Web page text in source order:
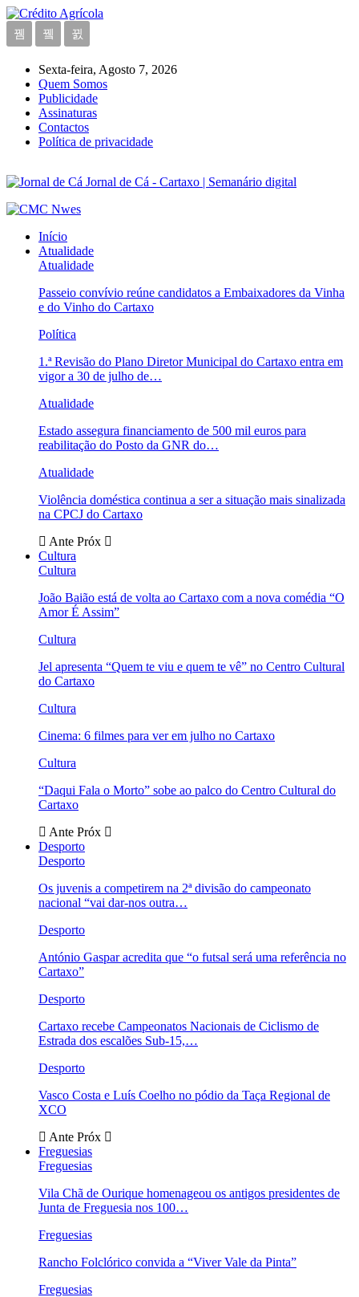
Sexta-feira, Agosto 7, 2026
Quem Somos
Publicidade
Assinaturas
Contactos
Política de privacidade
Jornal de Cá - Cartaxo | Semanário digital
Início
Atualidade
Atualidade
Passeio convívio reúne candidatos a Embaixadores da Vinha
e do Vinho do Cartaxo
Política
1.ª Revisão do Plano Diretor Municipal do Cartaxo entra em
vigor a 30 de julho de…
Atualidade
Estado assegura financiamento de 500 mil euros para
reabilitação do Posto da GNR do…
Atualidade
Violência doméstica continua a ser a situação mais sinalizada
na CPCJ do Cartaxo
Ante Próx
Cultura
Cultura
João Baião está de volta ao Cartaxo com a nova comédia “O
Amor É Assim”
Cultura
Jel apresenta “Quem te viu e quem te vê” no Centro Cultural
do Cartaxo
Cultura
Cinema: 6 filmes para ver em julho no Cartaxo
Cultura
“Daqui Fala o Morto” sobe ao palco do Centro Cultural do
Cartaxo
Ante Próx
Desporto
Desporto
Os juvenis a competirem na 2ª divisão do campeonato
nacional “vai dar-nos outra…
Desporto
António Gaspar acredita que “o futsal será uma referência no
Cartaxo”
Desporto
Cartaxo recebe Campeonatos Nacionais de Ciclismo de
Estrada dos escalões Sub-15,…
Desporto
Vasco Costa e Luís Coelho no pódio da Taça Regional de
XCO
Ante Próx
Freguesias
Freguesias
Vila Chã de Ourique homenageou os antigos presidentes de
Junta de Freguesia nos 100…
Freguesias
Rancho Folclórico convida a “Viver Vale da Pinta”
Freguesias